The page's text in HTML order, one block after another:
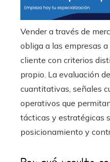
Vender a través de
obliga a las empresas
cliente con criterios
propio. La evaluación
cuantitativas, señales
operativos que
tácticas y estratégicas
posicionamiento y